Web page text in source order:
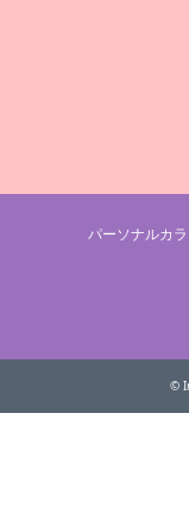
パーソナルカ
©